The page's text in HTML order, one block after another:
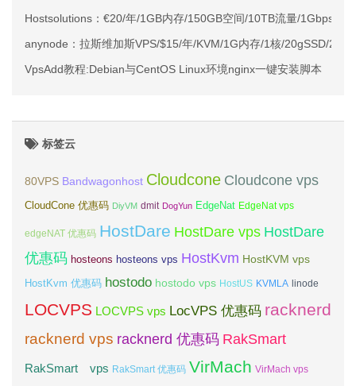
Hostsolutions：€20/年/1GB内存/150GB空间/10TB流量/1Gbps端
anynode：拉斯维加斯VPS/$15/年/KVM/1G内存/1核/20gSSD/2T
VpsAdd教程:Debian与CentOS Linux环境nginx一键安装脚本
标签云
80VPS Bandwagonhost Cloudcone Cloudcone vps
CloudCone 优惠码 DiyVM dmit DogYun EdgeNat EdgeNat vps
edgeNAT 优惠码 HostDare HostDare vps HostDare
优惠码 hosteons hosteons vps HostKvm HostKVM vps
HostKvm 优惠码 hostodo hostodo vps HostUS KVMLA linode
LOCVPS LOCVPS vps LocVPS 优惠码 racknerd
racknerd vps racknerd 优惠码 RakSmart
RakSmart vps RakSmart 优惠码 VirMach VirMach vps